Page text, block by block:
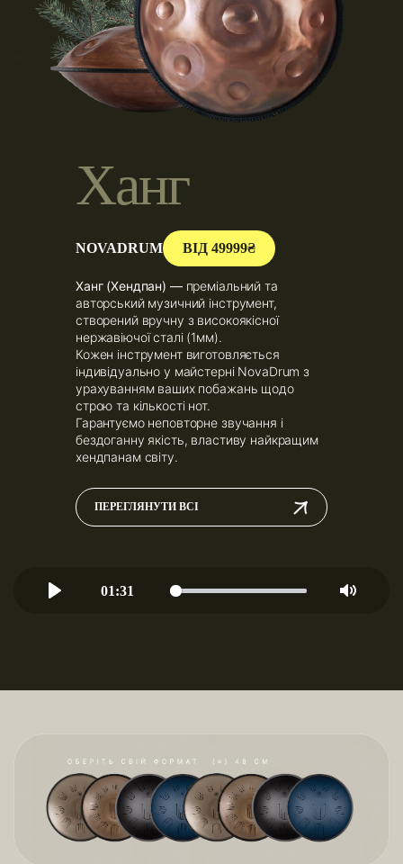
Ханг
NOVADRUM ВІД 49999₴
Ханг (Хендпан) — преміальний та
авторський музичний інструмент,
створений вручну з високоякісної
нержавіючої сталі (1мм).
Кожен інструмент виготовляється
індивідуально у майстерні NovaDrum з
урахуванням ваших побажань щодо
строю та кількості нот.
Гарантуємо неповторне звучання і
бездоганну якість, властиву найкращим
хендпанам світу.
ПЕРЕГЛЯНУТИ ВСІ
01:31